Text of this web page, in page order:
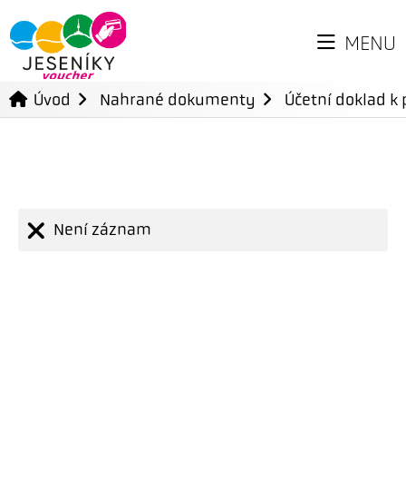
MENU
Úvod Nahrané dokumenty Účetní doklad
Není záznam